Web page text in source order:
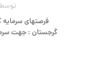
توسط
فرصتهای
گرجستان : جهت